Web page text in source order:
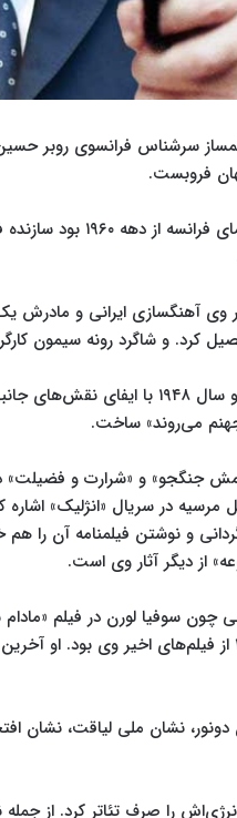
فروبست.
دنیا آمد. پدر وی آهنگسازی ایرانی و
کرد. و شاگرد رونه سیمون
این بازیگر ابتدا در تئاتر به نقش‌آفرینی
جنگجو» و «شرارت و
در سریال «انژلیک» اشاره
و نوشتن فیلمنامه آن را هم
از دیگر آثار وی است.
بازی در فیلم «ناپدید شدگان دوویل» در سال ۲۰۰۷ از
نشان ملی لیاقت، نشان
را صرف تئاتر کرد. از